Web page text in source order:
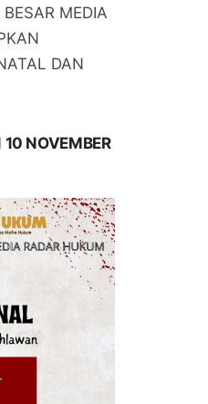
MEDIA
DAN
NOVEMBER